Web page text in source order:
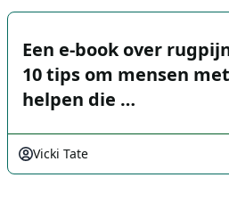
Een e-book over
10 tips om mensen
helpen die …
Vicki Tate